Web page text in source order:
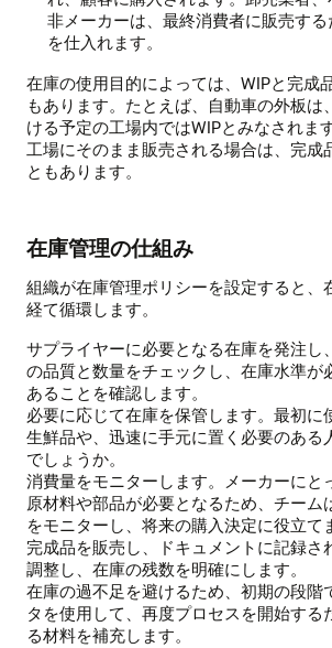
非メーカーは、最終消費者に販売す
を仕入れます。
在庫の使用目的によっては、WIPと完成
もあります。たとえば、自動車の外板は
ける予定の工場内ではWIPとみなされま
工場にそのまま販売される場合は、完成
ともあります。
在庫管理の仕組み
組織が在庫管理ポリシーを設定すると、
経て循環します。
サプライヤーに必要となる在庫を発注し
の品質と数量をチェックし、在庫水準が
あることを確認します。
必要に応じて在庫を保管します。最初に
生鮮品や、迅速に手元に置く必要のある
でしょうか。
消費量をモニターします。メーカーにと
原材料や部品が必要となるため、チーム
をモニターし、将来の購入決定に役立て
完成品を販売し、ドキュメントに記録さ
調整し、在庫の残数を明確にします。
在庫の過不足を避けるため、初期の段階
タを使用して、再度プロセスを開始する
る材料を補充します。